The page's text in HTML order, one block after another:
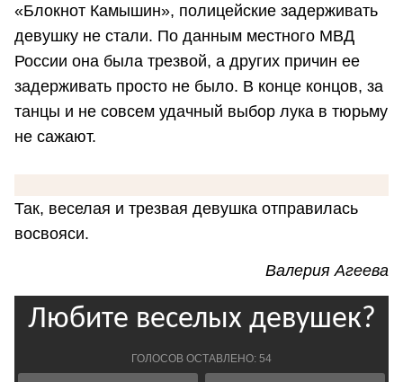
«Блокнот Камышин», полицейские задерживать
девушку не стали. По данным местного МВД
России она была трезвой, а других причин ее
задерживать просто не было. В конце концов, за
танцы и не совсем удачный выбор лука в тюрьму
не сажают.
Так, веселая и трезвая девушка отправилась
восвояси.
Валерия Агеева